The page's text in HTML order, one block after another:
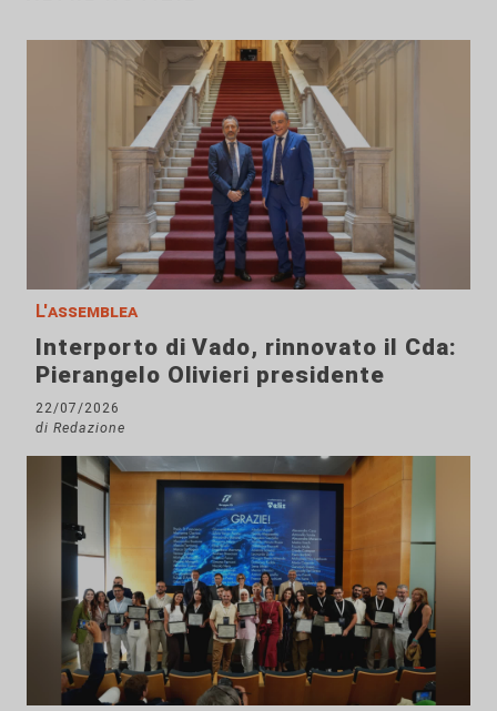
L'assemblea
Interporto di Vado, rinnovato il Cda:
Pierangelo Olivieri presidente
22/07/2026
di Redazione